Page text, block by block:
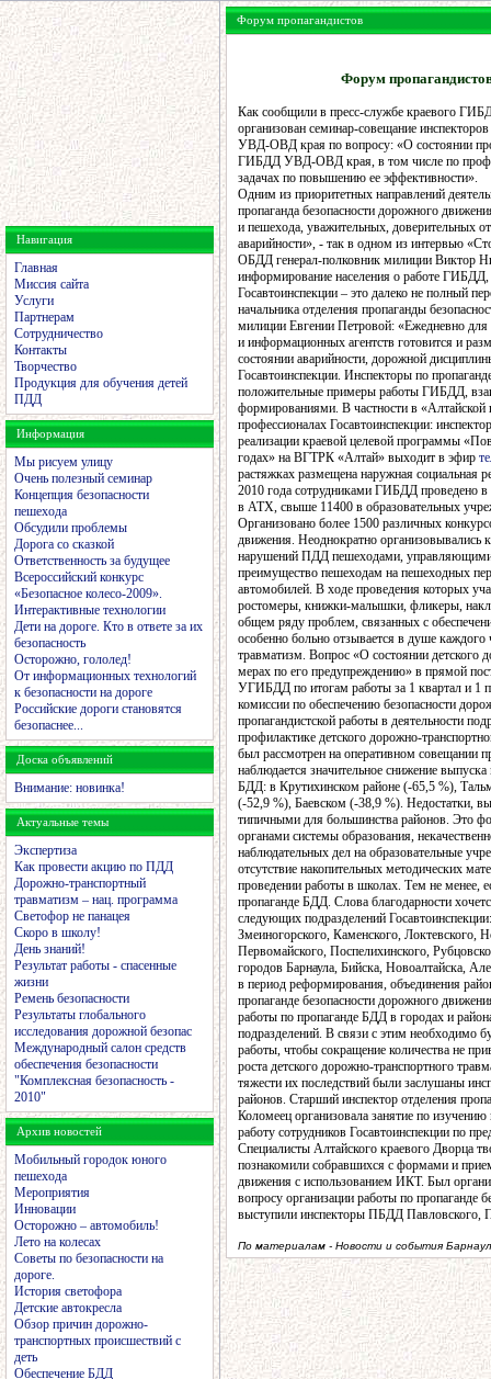
Навигация
Главная
Миссия сайта
Услуги
Партнерам
Сотрудничество
Контакты
Творчество
Продукция для обучения детей
ПДД
Информация
Мы рисуем улицу
Очень полезный семинар
Концепция безопасности
пешехода
Обсудили проблемы
Дорога со сказкой
Ответственность за будущее
Всероссийский конкурс
«Безопасное колесо-2009».
Интерактивные технологии
Дети на дороге. Кто в ответе за их
безопасность
Осторожно, гололед!
От информационных технологий
к безопасности на дороге
Российские дороги становятся
безопаснее...
Доска объявлений
Внимание: новинка!
Актуальные темы
Экспертиза
Как провести акцию по ПДД
Дорожно-транспортный
травматизм – нац. программа
Светофор не панацея
Скоро в школу!
День знаний!
Результат работы - спасенные
жизни
Ремень безопасности
Результаты глобального
исследования дорожной безопас
Международный салон средств
обеспечения безопасности
"Комплексная безопасность -
2010"
Архив новостей
Мобильный городок юного
пешехода
Мероприятия
Инновации
Осторожно – автомобиль!
Лето на колесах
Советы по безопасности на
дороге.
История светофора
Детские автокресла
Обзор причин дорожно-
транспортных происшествий с
деть
Обеспечение БДД
Форум пропагандистов
Форум
Как сообщили в пресс-службе краевого
организован семинар-совещание
УВД-ОВД края по вопросу: «О состоянии
ГИБДД УВД-ОВД края, в том числе по
задачах по повышению ее эффективности».
Одним из приоритетных направлений
пропаганда безопасности дорожного
и пешехода, уважительных, доверительных
аварийности», - так в одном из интервью
ОБДД генерал-полковник милиции Виктор
информирование населения о работе ГИБДД,
Госавтоинспекции – это далеко не полный
начальника отделения пропаганды
милиции Евгении Петровой: «Ежедневно
и информационных агентств готовится и
состоянии аварийности, дорожной
Госавтоинспекции. Инспекторы по
положительные примеры работы ГИБДД,
формированиями. В частности в «Алтайской
профессионалах Госавтоинспекции:
реализации краевой целевой программы
годах» на ВГТРК «Алтай» выходит в эфир
растяжках размещена наружная социальная
2010 года сотрудниками ГИБДД проведено в
в АТХ, свыше 11400 в образовательных
Организовано более 1500 различных
движения. Неоднократно
нарушений ПДД пешеходами, управляющими
преимущество пешеходам на пешеходных
автомобилей. В ходе проведения которых
ростомеры, книжки-малышки, фликеры,
общем ряду проблем, связанных с
особенно больно отзывается в душе
травматизм. Вопрос «О состоянии детского
мерах по его предупреждению» в прямой
УГИБДД по итогам работы за 1 квартал и 1
комиссии по обеспечению безопасности
пропагандистской работы в деятельности
профилактике детского дорожно-
был рассмотрен на оперативном совещании
наблюдается значительное снижение
БДД: в Крутихинском районе (-65,5 %),
(-52,9 %), Баевском (-38,9 %). Недостатки,
типичными для большинства районов. Это
органами системы образования,
наблюдательных дел на образовательные
отсутствие накопительных методических
проведении работы в школах. Тем не менее,
пропаганде БДД. Слова благодарности
следующих подразделений
Змеиногорского, Каменского, Локтевского,
Первомайского, Поспелихинского,
городов Барнаула, Бийска, Новоалтайска,
в период реформирования, объединения
пропаганде безопасности дорожного
работы по пропаганде БДД в городах и
подразделений. В связи с этим необходимо
работы, чтобы сокращение количества не
роста детского дорожно-транспортного
тяжести их последствий были заслушаны
районов. Старший инспектор отделения
Коломеец организовала занятие по
работу сотрудников Госавтоинспекции по
Специалисты Алтайского краевого Дворца
познакомили собравшихся с формами и
движения с использованием ИКТ. Был
вопросу организации работы по пропаганде
выступили инспекторы ПБДД Павловского,
По материалам - Новости и события